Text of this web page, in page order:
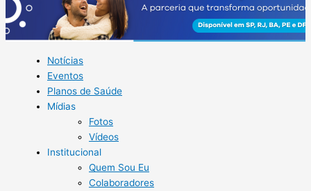
Notícias
Eventos
Planos de Saúde
Mídias
Fotos
Vídeos
Institucional
Quem Sou Eu
Colaboradores
parceria
seus
produtos